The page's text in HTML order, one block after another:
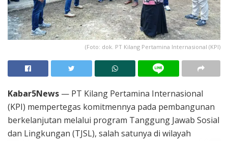
(Foto: dok. PT Kilang Pertamina Internasional (KPI)
Kabar5News — PT Kilang Pertamina Internasional
(KPI) mempertegas komitmennya pada pembangunan
berkelanjutan melalui program Tanggung Jawab Sosial
dan Lingkungan (TJSL), salah satunya di wilayah